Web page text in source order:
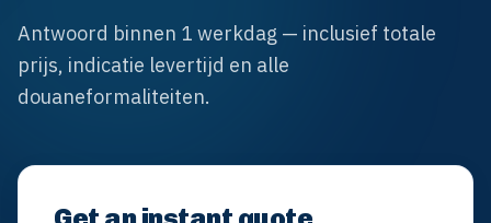
Antwoord binnen 1 werkdag — inclusief totale
prijs, indicatie levertijd en alle
douaneformaliteiten.